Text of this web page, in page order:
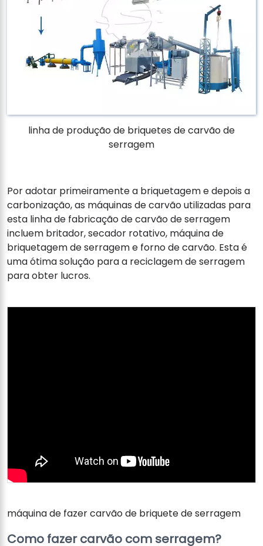
linha de produção de briquetes de carvão de
serragem
Por adotar primeiramente a briquetagem e depois a
carbonização, as máquinas de carvão utilizadas para
esta linha de fabricação de carvão de serragem
incluem britador, secador rotativo, máquina de
briquetagem de serragem e forno de carvão. Esta é
uma ótima solução para a reciclagem de serragem
para obter lucros.
máquina de fazer carvão de briquete de serragem
Como fazer carvão com serragem?